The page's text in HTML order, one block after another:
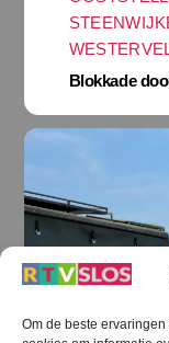
Om de beste
Blokkade